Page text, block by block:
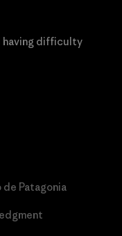
having difficulty
de Patagonia